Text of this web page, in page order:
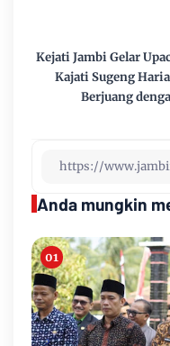
Kejati Jambi Gelar
Kajati Sugeng
Berjuang
Anda mungkin